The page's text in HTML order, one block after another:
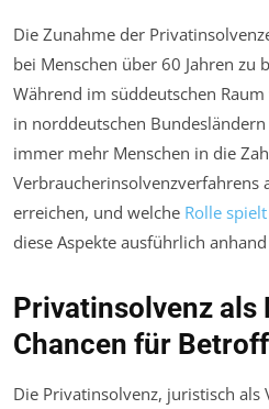
Die Zunahme der
bei Menschen über 60 Jahren
Während im süddeutschen
in norddeutschen
immer mehr Menschen in die
Verbraucherinsolvenzverfahrens
erreichen, und welche Rolle spielt
diese Aspekte ausführlich
Privatinsolvenz
Chancen für
Die Privatinsolvenz, juristisch